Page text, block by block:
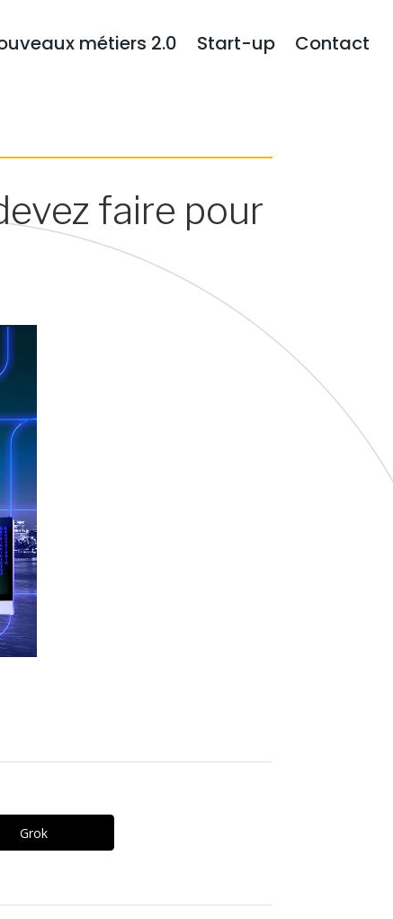
métiers 2.0 Start-up Contact
faire pour
Grok